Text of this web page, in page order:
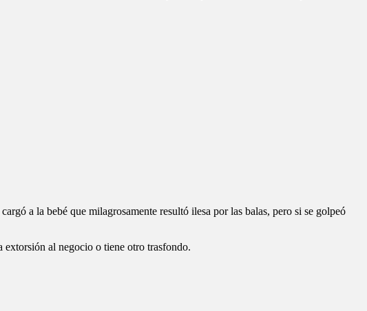
a la bebé que milagrosamente resultó ilesa por las balas, pero si se golpeó
extorsión al negocio o tiene otro trasfondo.